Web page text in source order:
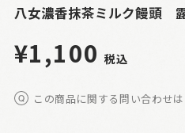
八女濃香抹茶ミルク饅頭
¥1,100 税込
この商品に関する問い合わせは